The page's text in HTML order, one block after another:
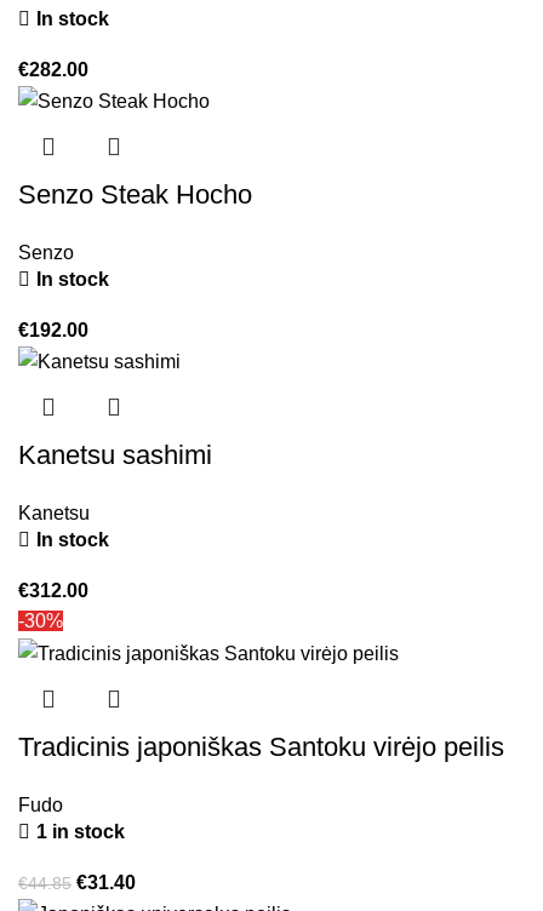
In stock
€282.00
Senzo Steak Hocho
Senzo
In stock
€192.00
Kanetsu sashimi
Kanetsu
In stock
€312.00
-30%
Tradicinis japoniškas Santoku virėjo peilis
Fudo
1 in stock
€44.85 €31.40